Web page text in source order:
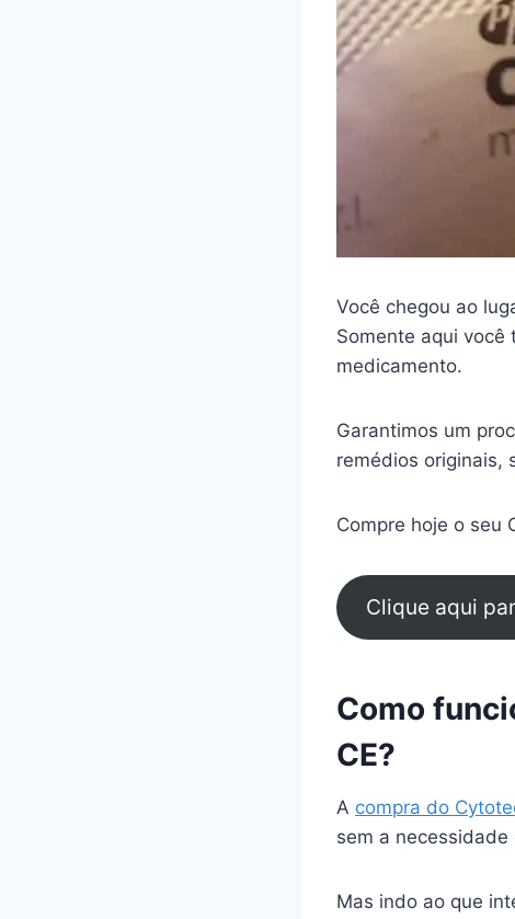
Você chegou ao
Somente aqui
medicamento.
Garantimos um
remédios originais,
Compre hoje o seu
Clique aqui
Como
CE?
A compra do
sem a
Mas indo ao que